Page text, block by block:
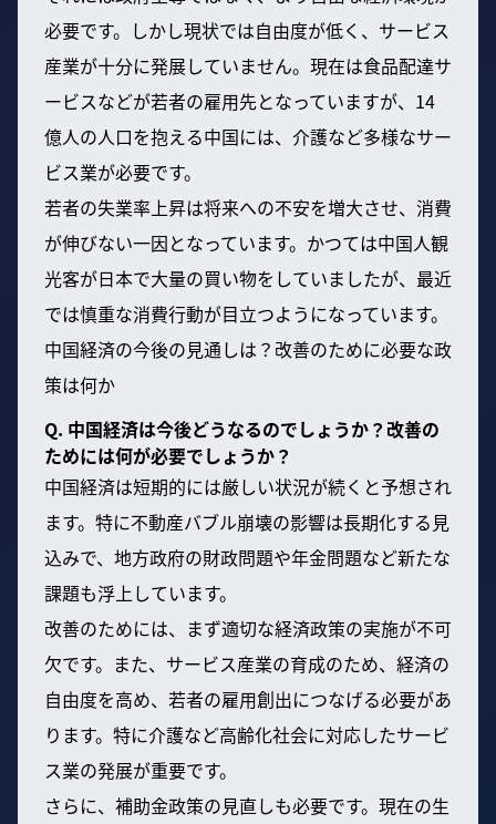
必要です。しかし現状では自由度が低く、サービス
産業が十分に発展していません。現在は食品配達サ
ービスなどが若者の雇用先となっていますが、14
億人の人口を抱える中国には、介護など多様なサー
ビス業が必要です。
若者の失業率上昇は将来への不安を増大させ、消費
が伸びない一因となっています。かつては中国人観
光客が日本で大量の買い物をしていましたが、最近
では慎重な消費行動が目立つようになっています。
中国経済の今後の見通しは？改善のために必要な政
策は何か
Q. 中国経済は今後どうなるのでしょうか？改善の
ためには何が必要でしょうか？
中国経済は短期的には厳しい状況が続くと予想され
ます。特に不動産バブル崩壊の影響は長期化する見
込みで、地方政府の財政問題や年金問題など新たな
課題も浮上しています。
改善のためには、まず適切な経済政策の実施が不可
欠です。また、サービス産業の育成のため、経済の
自由度を高め、若者の雇用創出につなげる必要があ
ります。特に介護など高齢化社会に対応したサービ
ス業の発展が重要です。
さらに、補助金政策の見直しも必要です。現在の生